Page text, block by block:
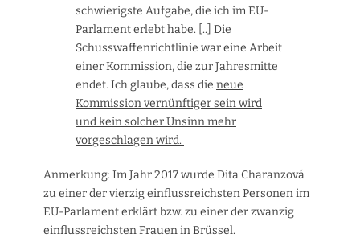
schwierigste Aufgabe, die ich im EU-
Parlament erlebt habe. [..] Die
Schusswaffenrichtlinie war eine Arbeit
einer Kommission, die zur Jahresmitte
endet. Ich glaube, dass die neue
Kommission vernünftiger sein wird
und kein solcher Unsinn mehr
vorgeschlagen wird.
Anmerkung: Im Jahr 2017 wurde Dita Charanzová
zu einer der vierzig einflussreichsten Personen im
EU-Parlament erklärt bzw. zu einer der zwanzig
einflussreichsten Frauen in Brüssel.